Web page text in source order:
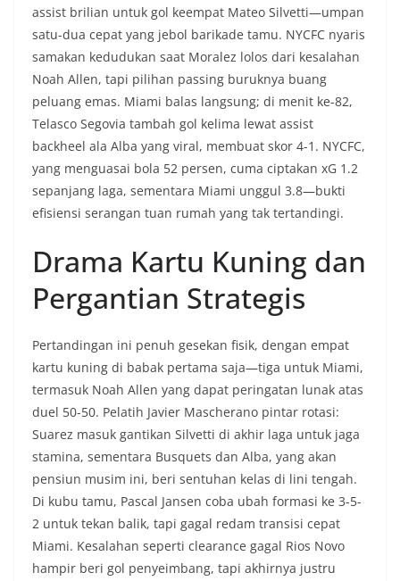
assist brilian untuk gol keempat Mateo Silvetti—umpan
satu-dua cepat yang jebol barikade tamu. NYCFC nyaris
samakan kedudukan saat Moralez lolos dari kesalahan
Noah Allen, tapi pilihan passing buruknya buang
peluang emas. Miami balas langsung; di menit ke-82,
Telasco Segovia tambah gol kelima lewat assist
backheel ala Alba yang viral, membuat skor 4-1. NYCFC,
yang menguasai bola 52 persen, cuma ciptakan xG 1.2
sepanjang laga, sementara Miami unggul 3.8—bukti
efisiensi serangan tuan rumah yang tak tertandingi.
Drama Kartu Kuning dan
Pergantian Strategis
Pertandingan ini penuh gesekan fisik, dengan empat
kartu kuning di babak pertama saja—tiga untuk Miami,
termasuk Noah Allen yang dapat peringatan lunak atas
duel 50-50. Pelatih Javier Mascherano pintar rotasi:
Suarez masuk gantikan Silvetti di akhir laga untuk jaga
stamina, sementara Busquets dan Alba, yang akan
pensiun musim ini, beri sentuhan kelas di lini tengah.
Di kubu tamu, Pascal Jansen coba ubah formasi ke 3-5-
2 untuk tekan balik, tapi gagal redam transisi cepat
Miami. Kesalahan seperti clearance gagal Rios Novo
hampir beri gol penyeimbang, tapi akhirnya justru